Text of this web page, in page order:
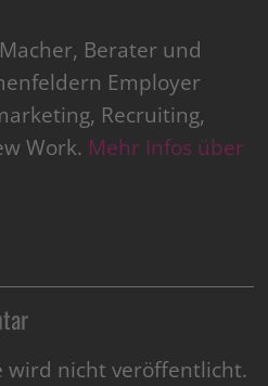
Berater und
Employer
Recruiting,
Work. Mehr Infos über
wird nicht veröffentlicht.